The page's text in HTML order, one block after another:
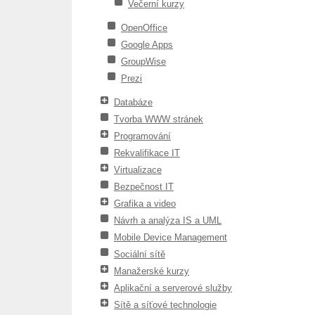
Večerní kurzy
OpenOffice
Google Apps
GroupWise
Prezi
Databáze
Tvorba WWW stránek
Programování
Rekvalifikace IT
Virtualizace
Bezpečnost IT
Grafika a video
Návrh a analýza IS a UML
Mobile Device Management
Sociální sítě
Manažerské kurzy
Aplikační a serverové služby
Sítě a síťové technologie